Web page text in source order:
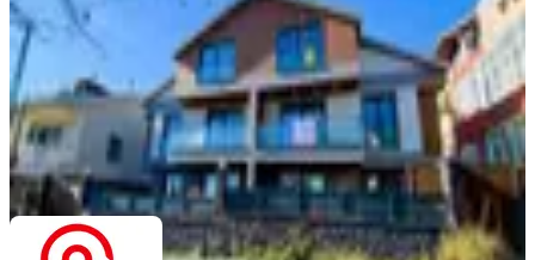
19.900.000 ₺
edm yapı gayrimenkulMetin Özdoğan
Ara